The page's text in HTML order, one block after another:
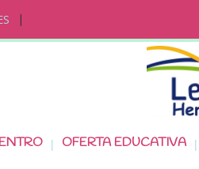
OFERTA EDUCATIVA